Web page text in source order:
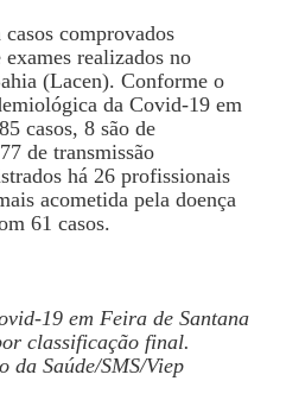
comprovados
realizados no
(Lacen). Conforme o
da Covid-19 em
casos, 8 são de
de transmissão
há 26 profissionais
acometida pela doença
61 casos.
19 em Feira de Santana
classificação final.
da Saúde/SMS/Viep